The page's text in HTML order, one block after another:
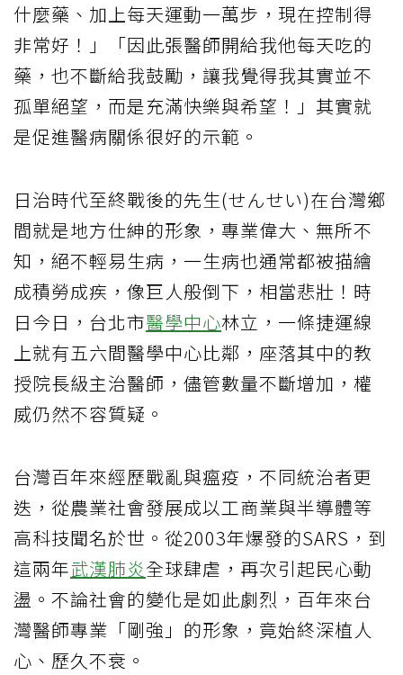
什麼藥、加上每天運動一萬步，現在控制得
非常好！」「因此張醫師開給我他每天吃的
藥，也不斷給我鼓勵，讓我覺得我其實並不
孤單絕望，而是充滿快樂與希望！」其實就
是促進醫病關係很好的示範。
日治時代至終戰後的先生(せんせい)在台灣鄉
間就是地方仕紳的形象，專業偉大、無所不
知，絕不輕易生病，一生病也通常都被描繪
成積勞成疾，像巨人般倒下，相當悲壯！時
日今日，台北市醫學中心林立，一條捷運線
上就有五六間醫學中心比鄰，座落其中的教
授院長級主治醫師，儘管數量不斷增加，權
威仍然不容質疑。
台灣百年來經歷戰亂與瘟疫，不同統治者更
迭，從農業社會發展成以工商業與半導體等
高科技聞名於世。從2003年爆發的SARS，到
這兩年武漢肺炎全球肆虐，再次引起民心動
盪。不論社會的變化是如此劇烈，百年來台
灣醫師專業「剛強」的形象，竟始終深植人
心、歷久不衰。